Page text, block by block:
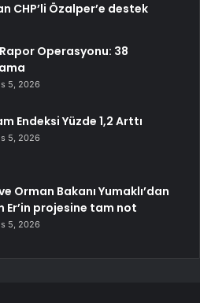
CHP’li Özalper’e destek
Operasyonu: 38
5, 2026
Endeksi Yüzde 1,2 Arttı
5, 2026
Orman Bakanı Yumaklı’dan
Er’in projesine tam not
5, 2026